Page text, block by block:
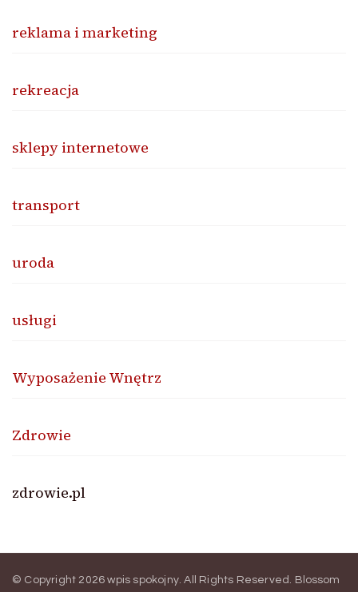
reklama i marketing
rekreacja
sklepy internetowe
transport
uroda
usługi
Wyposażenie Wnętrz
Zdrowie
zdrowie.pl
© Copyright 2026wpis spokojny. All Rights Reserved. Blossom